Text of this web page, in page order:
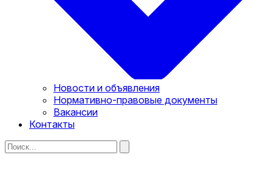
Новости и объявления
Нормативно-правовые документы
Вакансии
Контакты